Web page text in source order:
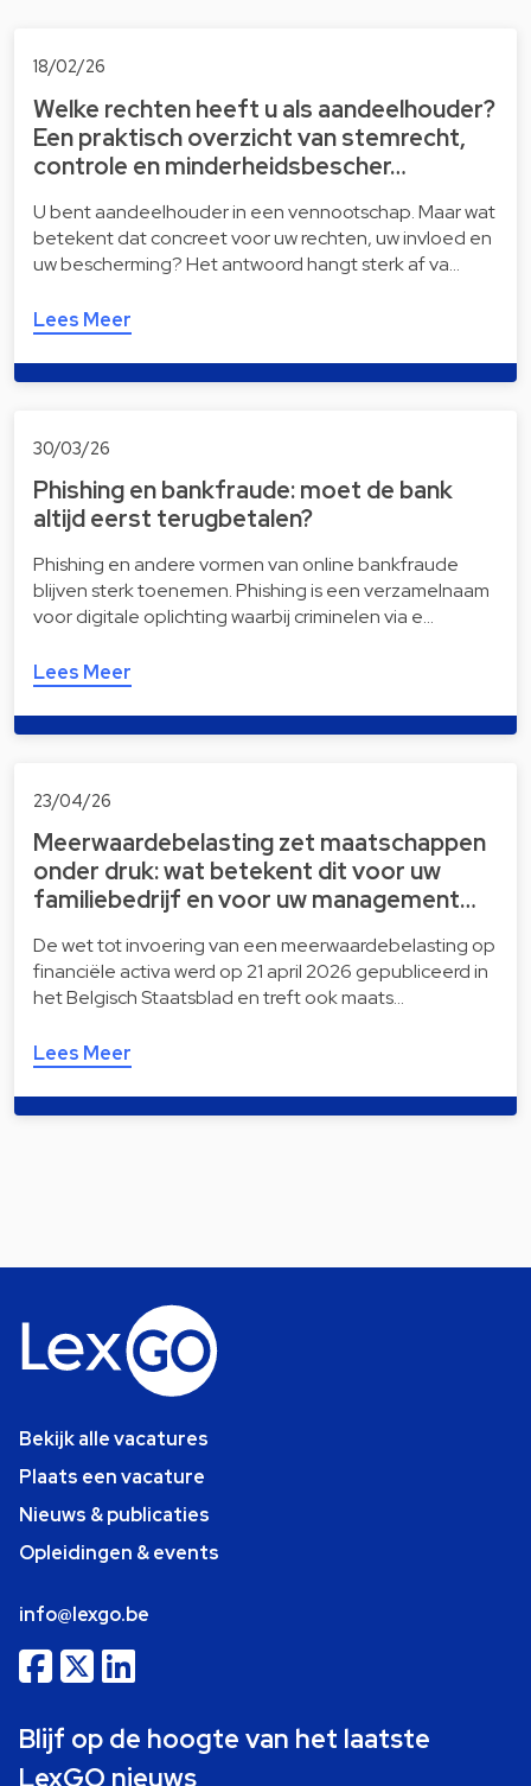
18/02/26
Welke rechten heeft u als aandeelhouder?
Een praktisch overzicht van stemrecht,
controle en minderheidsbescher…
U bent aandeelhouder in een vennootschap. Maar wat
betekent dat concreet voor uw rechten, uw invloed en
uw bescherming? Het antwoord hangt sterk af va…
Lees Meer
30/03/26
Phishing en bankfraude: moet de bank
altijd eerst terugbetalen?
Phishing en andere vormen van online bankfraude
blijven sterk toenemen. Phishing is een verzamelnaam
voor digitale oplichting waarbij criminelen via e…
Lees Meer
23/04/26
Meerwaardebelasting zet maatschappen
onder druk: wat betekent dit voor uw
familiebedrijf en voor uw management…
De wet tot invoering van een meerwaardebelasting op
financiële activa werd op 21 april 2026 gepubliceerd in
het Belgisch Staatsblad en treft ook maats…
Lees Meer
Bekijk alle vacatures
Plaats een vacature
Nieuws & publicaties
Opleidingen & events
info@lexgo.be
Blijf op de hoogte van het laatste
LexGO nieuws